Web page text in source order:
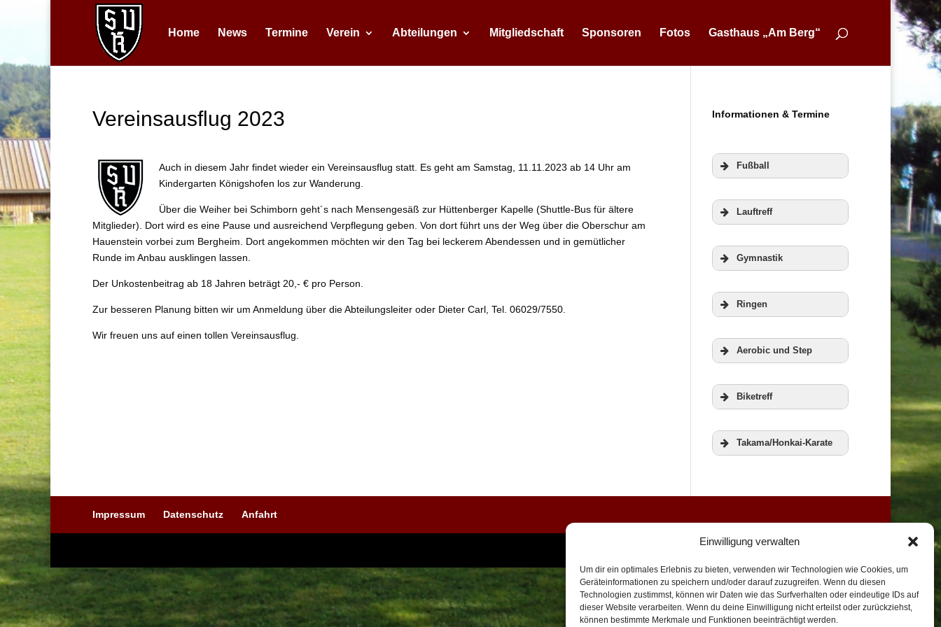
Einwilligung verwalten
Um dir ein optimales Erlebnis zu bieten, verwenden wir Technologien wie Cookies, um
Geräteinformationen zu speichern und/oder darauf zuzugreifen. Wenn du diesen
Technologien zustimmst, können wir Daten wie das Surfverhalten oder eindeutige IDs auf
dieser Website verarbeiten. Wenn du deine Einwilligung nicht erteilst oder zurückziehst,
können bestimmte Merkmale und Funktionen beeinträchtigt werden.
Home News Termine Verein Abteilungen Mitgliedschaft Sponsoren Fotos Gasthaus „Am Berg“
Vereinsausflug 2023
Auch in diesem Jahr findet wieder ein Vereinsausflug statt. Es geht am Samstag, 11.11.2023 ab 14 Uhr am
Kindergarten Königshofen los zur Wanderung.
Über die Weiher bei Schimborn geht´s nach Mensengesäß zur Hüttenberger Kapelle (Shuttle-Bus für ältere
Mitglieder). Dort wird es eine Pause und ausreichend Verpflegung geben. Von dort führt uns der Weg über die Oberschur am
Hauenstein vorbei zum Bergheim. Dort angekommen möchten wir den Tag bei leckerem Abendessen und in gemütlicher
Runde im Anbau ausklingen lassen.
Der Unkostenbeitrag ab 18 Jahren beträgt 20,- € pro Person.
Zur besseren Planung bitten wir um Anmeldung über die Abteilungsleiter oder Dieter Carl, Tel. 06029/7550.
Wir freuen uns auf einen tollen Vereinsausflug.
Informationen & Termine
Fußball
Lauftreff
Veranstaltungen
Gymnastik
Weitere
Informationen
Ringen
Zur Homepage
Aerobic und Step
Informationen
Biketreff
Weitere
Informationen
Takama/Honkai-Karate
Impressum Datenschutz Anfahrt